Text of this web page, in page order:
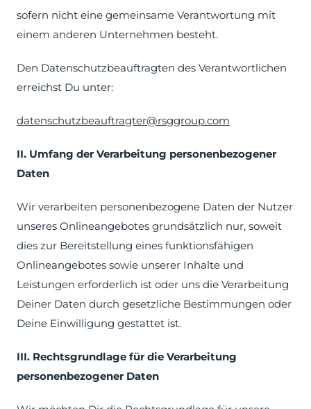
sofern nicht eine gemeinsame Verantwortung mit
einem anderen Unternehmen besteht.
Den Datenschutzbeauftragten des Verantwortlichen
erreichst Du unter:
datenschutzbeauftragter@rsggroup.com
II. Umfang der Verarbeitung personenbezogener
Daten
Wir verarbeiten personenbezogene Daten der Nutzer
unseres Onlineangebotes grundsätzlich nur, soweit
dies zur Bereitstellung eines funktionsfähigen
Onlineangebotes sowie unserer Inhalte und
Leistungen erforderlich ist oder uns die Verarbeitung
Deiner Daten durch gesetzliche Bestimmungen oder
Deine Einwilligung gestattet ist.
III. Rechtsgrundlage für die Verarbeitung
personenbezogener Daten